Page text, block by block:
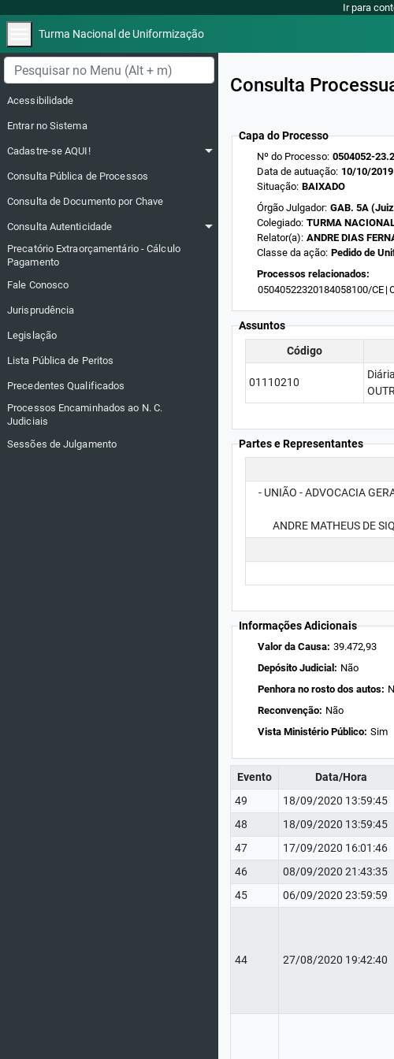
Ir para
Turma Nacional de Uniformização
Menu lateral
Acessibilidade
Entrar no Sistema
Cadastre-se AQUI! arrow_drop_down
Consulta Pública de Processos
Consulta de Documento por Chave
Consulta Autenticidade arrow_drop_down
Precatório Extraorçamentário - Cálculo
Pagamento
Fale Conosco
Jurisprudência
Legislação
Lista Pública de Peritos
Precedentes Qualificados
Processos Encaminhados ao N. C.
Judiciais
Sessões de Julgamento
Consulta
Capa do Processo
Nº do Processo: 0504052-
Data de autuação: 10/10/
Situação: BAIXADO
Órgão Julgador: GAB. 5A (Juiz
Colegiado: TURMA
Relator(a): ANDRE DIAS
Classe da ação: Pedido de
Processos relacionados:
05040522320184058100/CE |
Assuntos
Código
01110210
Partes e Representantes
- UNIÃO - ADVOCACIA
ANDRE MATHEUS DE
Informações Adicionais
Valor da Causa: 39.472,93
Depósito Judicial: Não
Penhora no rosto dos autos:
Reconvenção: Não
Vista Ministério Público: Sim
Evento Data/Hora
49
18/09/2020 13:59:45
48
18/09/2020 13:59:45
47
17/09/2020 16:01:46
46
08/09/2020 21:43:35
45
06/09/2020 23:59:59
44 27/08/2020 19:42:40